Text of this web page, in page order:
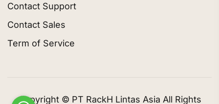
Contact Support
Contact Sales
Term of Service
Copyright © PT RackH Lintas Asia All Rights